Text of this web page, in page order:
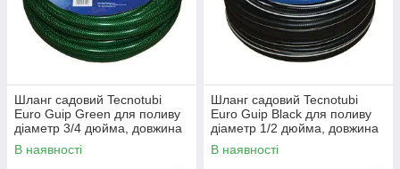
Шланг садовий Tecnotubi
Euro Guip Green для поливу
діаметр 3/4 дюйма, довжина
50 м (EGG 3/4 50)
В наявності
Шланг садовий Tecnotubi
Euro Guip Black для поливу
діаметр 1/2 дюйма, довжина
20 м (EGB 1/2 20)
В наявності